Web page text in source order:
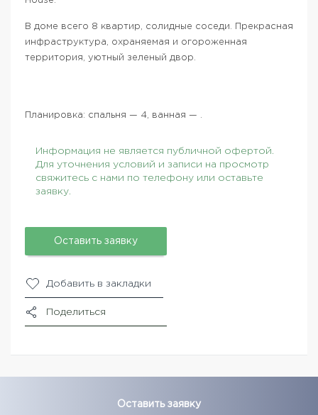
В доме всего 8 квартир, солидные соседи. Прекрасная
инфраструктура, охраняемая и огороженная
территория, уютный зеленый двор.
Планировка: спальня — 4, ванная — .
Информация не является публичной офертой.
Для уточнения условий и записи на просмотр
свяжитесь с нами по телефону или оставьте
заявку.
Оставить заявку
Добавить в закладки
Поделиться
Оставить заявку